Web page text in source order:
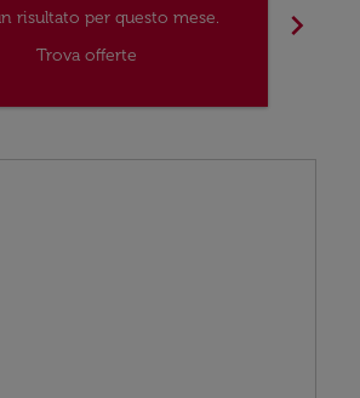
risultato per questo mese.
Trova offerte
chevron_right